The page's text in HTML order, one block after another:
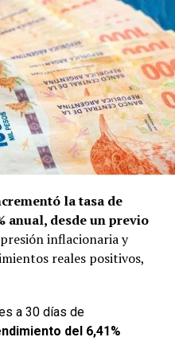
la tasa de
anual, desde un previo
inflacionaria y
reales positivos,
a 30 días de
del 6,41%